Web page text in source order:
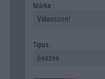
Márka :
Tipus :